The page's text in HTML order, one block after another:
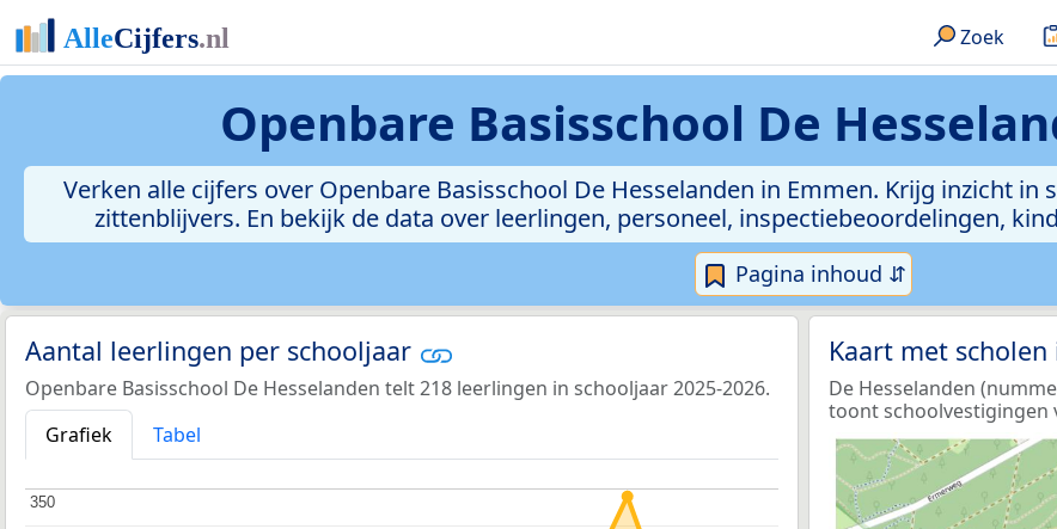
Zoek
Openbare Basisschool De
Verken alle cijfers over Openbare Basisschool De Hesselanden in Emmen. Krijg inzicht
zittenblijvers. En bekijk de data over leerlingen, personeel, inspectiebeoordelingen,
Pagina inhoud ⇵
Aantal leerlingen per schooljaar
Openbare Basisschool De Hesselanden telt 218 leerlingen in schooljaar 2025-2026.
Grafiek
Tabel
350
350
Kaart met
De Hesselanden
toont schoolvestigingen